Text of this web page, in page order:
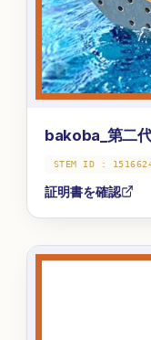
bakoba_第二
STEM ID :
証明書を確認